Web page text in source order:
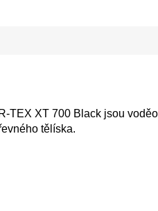
TEX XT 700 Black jsou
tělíska.